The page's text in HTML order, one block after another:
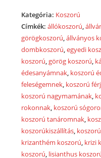
díszítve
állványon
2072
mennyiség
Kategória: Koszorú
Címkék:állókoszorú,
görögkoszorú,állványos
dombkoszorú,egyedi
koszorú,görög koszorú,
édesanyámnak, koszorú
feleségemnek, koszorú
koszorú nagymamának,
rokonnak, koszorú
koszorú tanáromnak,
koszorúkiszállítás,
krizanthém koszorú, krizi
koszorú, lisianthus